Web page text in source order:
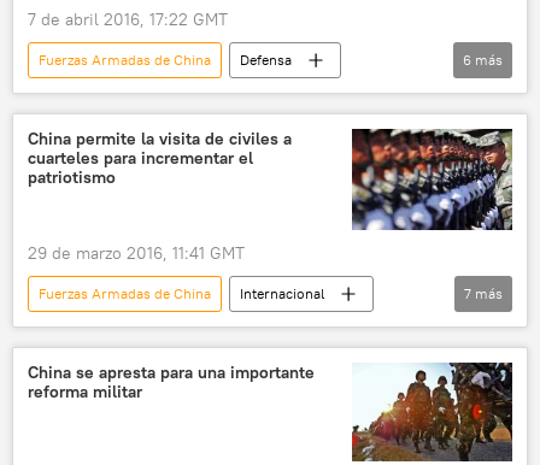
7 de abril 2016, 17:22 GMT
Fuerzas Armadas de China
Defensa
Internacional
China
Vasili Kashin
Departamento de Acciones en el Extranjero (China)
🌏 Asia
noticias
6 más
China permite la visita de civiles a
cuarteles para incrementar el
patriotismo
29 de marzo 2016, 11:41 GMT
Fuerzas Armadas de China
Internacional
China
Xi Jinping
Ejército de China
militares
patriotismo
noticias
7 más
China se apresta para una importante
reforma militar